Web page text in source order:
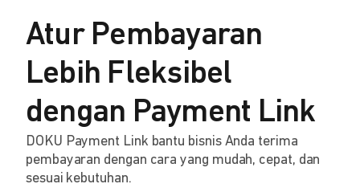
Atur Pembayaran
Lebih Fleksibel
dengan Payment Link
DOKU Payment Link bantu bisnis Anda terima
pembayaran dengan cara yang mudah, cepat, dan
sesuai kebutuhan.